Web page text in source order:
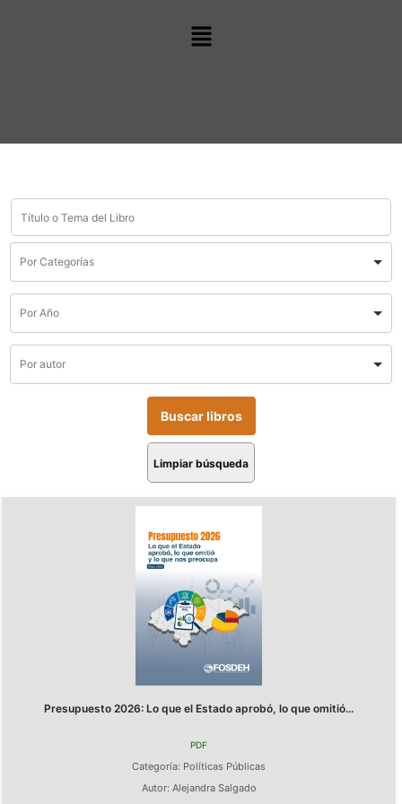
Limpiar búsqueda
Presupuesto 2026: Lo que el Estado aprobó, lo que omitió...
PDF
Categoría: Políticas Públicas
Autor: Alejandra Salgado